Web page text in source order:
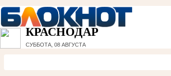
КРАСНОДАР
СУББОТА, 08 АВГУСТА